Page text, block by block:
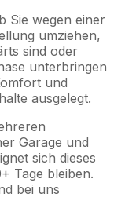
Sie wegen einer
umziehen,
sind oder
unterbringen
und
ausgelegt.
Garage und
sich dieses
Tage bleiben.
bei uns